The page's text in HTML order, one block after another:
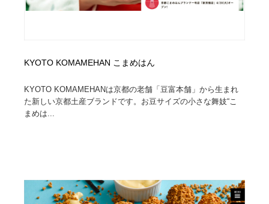
KYOTO KOMAMEHAN こまめはん
KYOTO KOMAMEHANは京都の老舗「豆富本舗」から生まれ
た新しい京都土産ブランドです。お豆サイズの小さな舞妓“こ
まめは...